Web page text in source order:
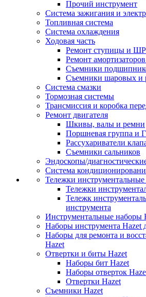
Прочий инструмент
Система зажигания и
Топливная система
Система охлаждения
Ходовая часть
Ремонт ступицы и
Ремонт
Съемники
Съемники шаровых и
Система смазки
Тормозная системы
Трансмиссия и коробка
Ремонт двигателя
Шкивы, валы и ремни
Поршневая группа и
Рассухариватели
Съемники сальников
Эндоскопы/
Система
Тележки инструментальные
Тележки
Тележк
инструмента
Инструментальные наборы
Наборы инструмента Hazet
Наборы для ремонта и
Hazet
Отвертки и биты Hazet
Наборы бит Hazet
Наборы отверток
Отвертки Hazet
Съемники Hazet